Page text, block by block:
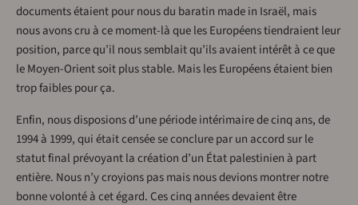
documents étaient pour nous du baratin made in Israël, mais
nous avons cru à ce moment-là que les Européens tiendraient leur
position, parce qu’il nous semblait qu’ils avaient intérêt à ce que
le Moyen-Orient soit plus stable. Mais les Européens étaient bien
trop faibles pour ça.
Enfin, nous disposions d’une période intérimaire de cinq ans, de
1994 à 1999, qui était censée se conclure par un accord sur le
statut final prévoyant la création d’un État palestinien à part
entière. Nous n’y croyions pas mais nous devions montrer notre
bonne volonté à cet égard. Ces cinq années devaient être